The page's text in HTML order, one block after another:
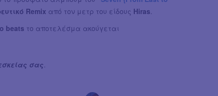
Remix από τον μετρ του είδους Hiras
beats το αποτελέσμα ακούγεται
σας